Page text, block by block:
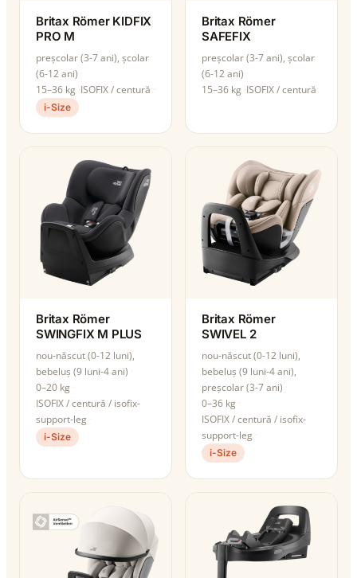
Britax Römer KIDFIX
PRO M
preșcolar (3-7 ani), școlar
(6-12 ani)
15–36 kg ISOFIX / centură
i-Size
Britax Römer
SAFEFIX
preșcolar (3-7 ani), școlar
(6-12 ani)
15–36 kg ISOFIX / centură
Britax Römer
SWINGFIX M PLUS
nou-născut (0-12 luni),
bebeluș (9 luni-4 ani)
0–20 kg
ISOFIX / centură / isofix-
support-leg
i-Size
Britax Römer
SWIVEL 2
nou-născut (0-12 luni),
bebeluș (9 luni-4 ani),
preșcolar (3-7 ani)
0–36 kg
ISOFIX / centură / isofix-
support-leg
i-Size